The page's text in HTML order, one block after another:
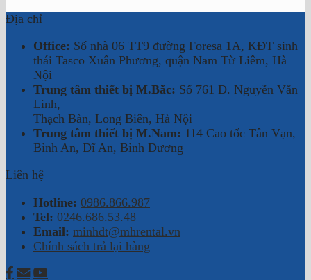
Địa chỉ
Office: Số nhà 06 TT9 đường Foresa 1A, KĐT sinh
thái Tasco Xuân Phương, quận Nam Từ Liêm, Hà
Nội
Trung tâm thiết bị M.Bắc: Số 761 Đ. Nguyễn Văn
Linh,
Thạch Bàn, Long Biên, Hà Nội
Trung tâm thiết bị M.Nam: 114 Cao tốc Tân Vạn,
Bình An, Dĩ An, Bình Dương
Liên hệ
Hotline: 0986.866.987
Tel: 0246.686.53.48
Email: minhdt@mhrental.vn
Chính sách trả lại hàng